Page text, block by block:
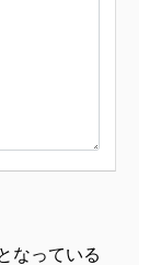
なっている